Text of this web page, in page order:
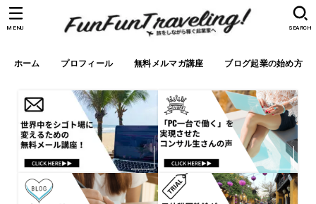
ホーム プロフィール 無料メルマガ講座 ブログ起業の始め方
SEARCH
MENU